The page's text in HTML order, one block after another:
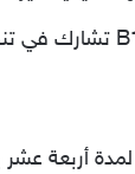
أربعة عشر